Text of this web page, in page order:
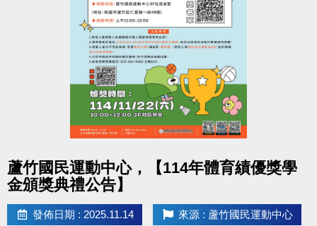
・場館介紹與諮詢
・協助量測血壓
・簡易文書處理
・活動與緊急狀況支援
・其他臨時交辦事項
・服務滿 1 年、150 小時可申請績效證明
・協助申請志工獎勵及榮譽卡
・每服務 2 小時＝150 點，可折抵泳池/健身房門票、
INBODY、桌球/撞球費用（限本人使用）
蘆竹國民運動中心，【114年體育績優獎學
金頒獎典禮公告】
發佈日期 : 2025.11.14 來源 : 蘆竹國民運動中心